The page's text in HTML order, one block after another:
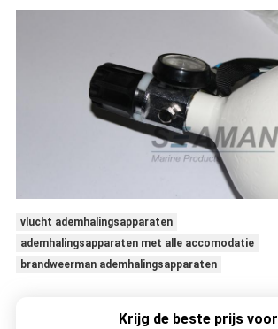
vlucht ademhalingsapparaten
ademhalingsapparaten met alle accomodatie
brandweerman ademhalingsapparaten
Krijg de beste prijs voor